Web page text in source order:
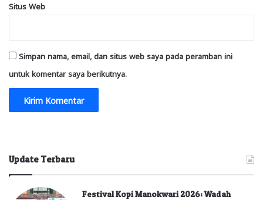
Situs Web
Simpan nama, email, dan situs web saya pada peramban ini
untuk komentar saya berikutnya.
Update Terbaru
Festival Kopi Manokwari 2026: Wadah